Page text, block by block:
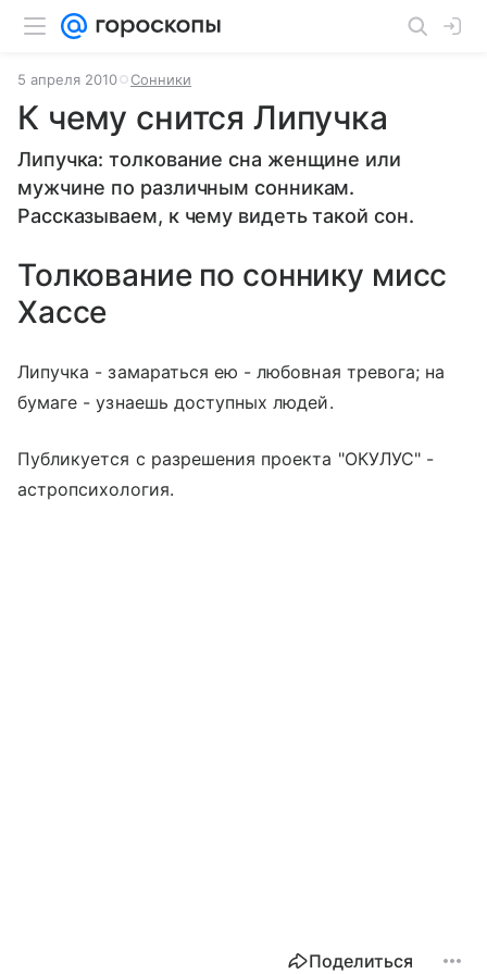
5 апреля 2010 Сонники
К чему снится Липучка
Липучка: толкование сна женщине или
мужчине по различным сонникам.
Рассказываем, к чему видеть такой сон.
Толкование по соннику мисс
Хассе
Липучка - замараться ею - любовная тревога; на
бумаге - узнаешь доступных людей.
Публикуется с разрешения проекта "ОКУЛУС" -
астропсихология.
Поделиться